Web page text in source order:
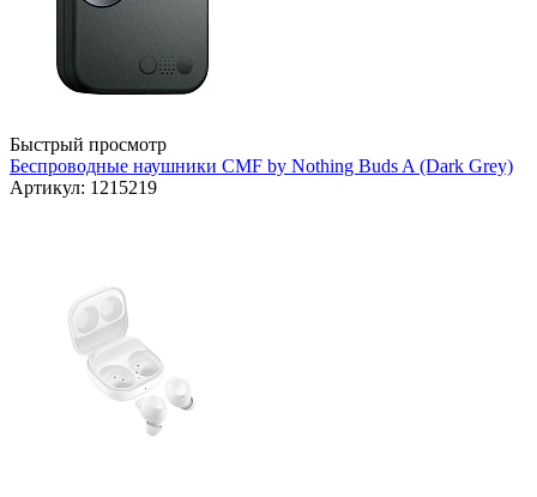
Быстрый просмотр
Беспроводные наушники CMF by Nothing Buds A (Dark Grey)
Артикул: 1215219